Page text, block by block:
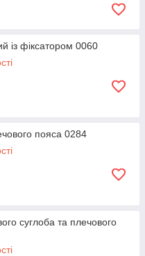
із фіксатором 0060
пояса 0284
суглоба та плечового